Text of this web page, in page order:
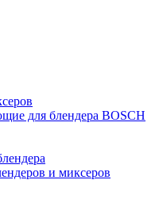
для блендера BOSCH
и миксеров